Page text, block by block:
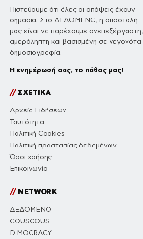
Πιστεύουμε ότι όλες οι απόψεις έχουν
σημασία. Στο ΔΕΔΟΜΕΝΟ, η αποστολή
μας είναι να παρέχουμε ανεπεξέργαστη,
αμερόληπτη και βασισμένη σε γεγονότα
δημοσιογραφία.
Η ενημέρωσή σας, το πάθος μας!
//ΣΧΕΤΙΚΑ
Αρχείο Ειδήσεων
Ταυτότητα
Πολιτική Cookies
Πολιτική προστασίας δεδομένων
Όροι χρήσης
Επικοινωνία
//NETWORK
ΔΕΔΟΜΕΝΟ
COUSCOUS
DIMOCRACY